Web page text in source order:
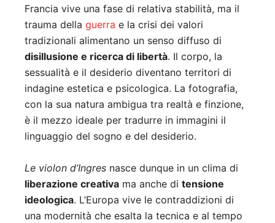
Francia vive una fase di relativa stabilità, ma il
trauma della guerra e la crisi dei valori
tradizionali alimentano un senso diffuso di
disillusione e ricerca di libertà. Il corpo, la
sessualità e il desiderio diventano territori di
indagine estetica e psicologica. La fotografia,
con la sua natura ambigua tra realtà e finzione,
è il mezzo ideale per tradurre in immagini il
linguaggio del sogno e del desiderio.
Le violon d’Ingres nasce dunque in un clima di
liberazione creativa ma anche di tensione
ideologica. L’Europa vive le contraddizioni di
una modernità che esalta la tecnica e al tempo